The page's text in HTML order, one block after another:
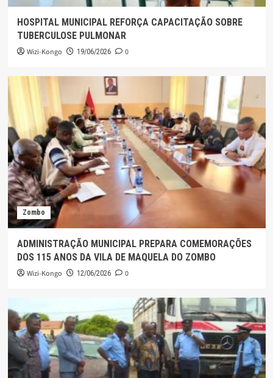
HOSPITAL MUNICIPAL REFORÇA CAPACITAÇÃO SOBRE
TUBERCULOSE PULMONAR
Wizi-Kongo 19/06/2026 0
Zombo
ADMINISTRAÇÃO MUNICIPAL PREPARA COMEMORAÇÕES
DOS 115 ANOS DA VILA DE MAQUELA DO ZOMBO
Wizi-Kongo 12/06/2026 0